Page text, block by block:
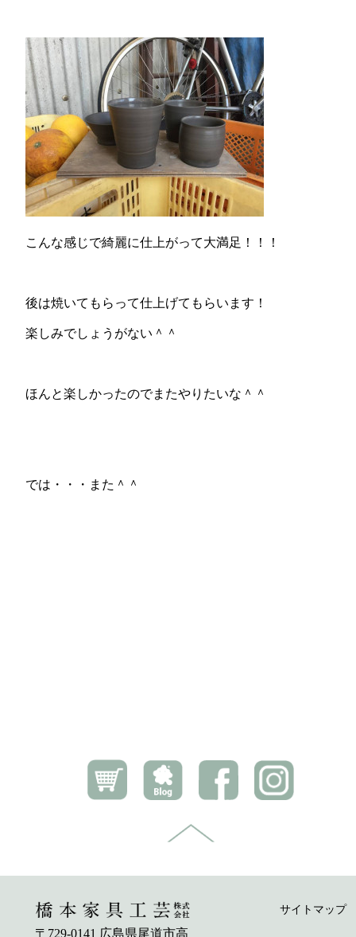
こんな感じで綺麗に仕上がって大満足！！！
後は焼いてもらって仕上げてもらいます！
楽しみでしょうがない＾＾
ほんと楽しかったのでまたやりたいな＾＾
では・・・また＾＾
〒729-0141 広島県尾道市高
サイトマップ